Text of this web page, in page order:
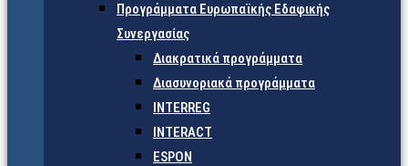
Προγράμματα Ευρωπαϊκής Εδαφικής
Συνεργασίας
Διακρατικά προγράμματα
Διασυνοριακά προγράμματα
INTERREG
INTERACT
ESPON